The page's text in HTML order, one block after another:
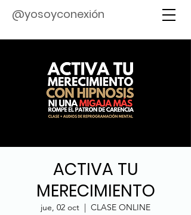
@yosoyconexión
ACTIVA TU
MERECIMIENTO
jue, 02 oct
  |
CLASE ONLINE